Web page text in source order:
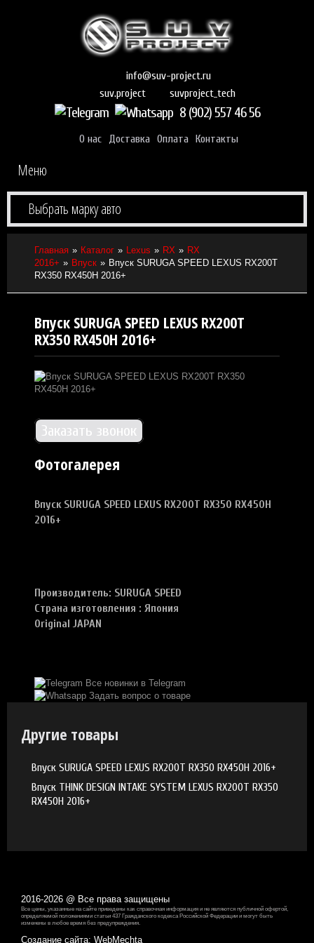
info@suv-project.ru
suv.project
suvproject_tech
8 (902) 557 46 56
О нас Доставка Оплата Контакты
Меню
Выбрать марку авто
Главная Каталог Lexus RX
RX
2016+
Впуск
Впуск SURUGA SPEED LEXUS RX200T
RX350 RX450H 2016+
Впуск SURUGA SPEED LEXUS RX200T
RX350 RX450H 2016+
Заказать звонок
Фотогалерея
Впуск SURUGA SPEED LEXUS RX200T RX350 RX450H
2016+
Производитель: SURUGA SPEED
Страна изготовления : Япония
Original JAPAN
Все новинки в Telegram
Задать вопрос о товаре
Другие товары
Впуск SURUGA SPEED LEXUS RX200T RX350 RX450H 2016+
Впуск THINK DESIGN INTAKE SYSTEM LEXUS RX200T RX350
RX450H 2016+
2016-2026 @ Все права защищены
Все цены, указанные на сайте приведены как справочная информация и не являются публичной офертой,
определяемой положениями статьи 437 Гражданского кодекса Российской Федерации и могут быть
изменены в любое время без предупреждения.
Создание сайта: WebMechta